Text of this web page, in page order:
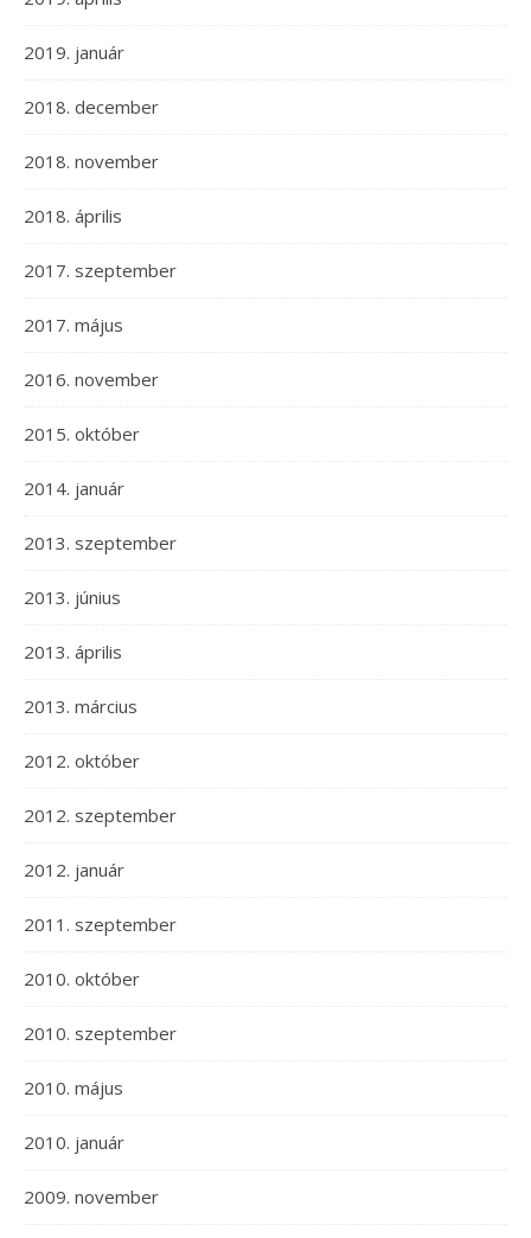
2019. január
2018. december
2018. november
2018. április
2017. szeptember
2017. május
2016. november
2015. október
2014. január
2013. szeptember
2013. június
2013. április
2013. március
2012. október
2012. szeptember
2012. január
2011. szeptember
2010. október
2010. szeptember
2010. május
2010. január
2009. november